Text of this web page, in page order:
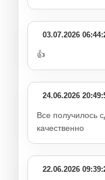
03.07.2026
👍
24.06.2026
Все получилось
качественно
22.06.2026